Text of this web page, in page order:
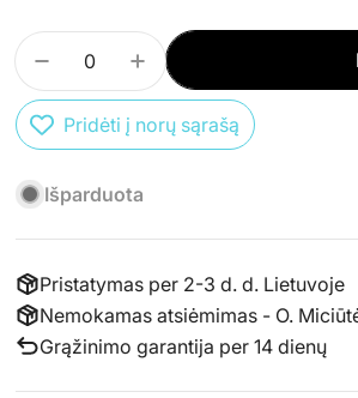
Atidaryti mediją 0 atskirame lange
Atidaryti mediją 1 atskirame lange
kaina
Kiekis
SUMAŽINTI PREKĖS CD THE
PADIDINTI PREKĖS
Pridėti į norų sąrašą
Išparduota
Pristatymas per 2-3 d. d. Lietuvoje
Nemokamas atsiėmimas - O.
Grąžinimo garantija per 14 dienų